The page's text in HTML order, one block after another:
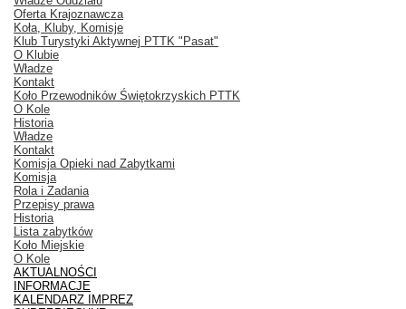
Oferta Krajoznawcza
Koła, Kluby, Komisje
Klub Turystyki Aktywnej PTTK "Pasat"
O Klubie
Władze
Kontakt
Koło Przewodników Świętokrzyskich PTTK
O Kole
Historia
Władze
Kontakt
Komisja Opieki nad Zabytkami
Komisja
Rola i Zadania
Przepisy prawa
Historia
Lista zabytków
Koło Miejskie
O Kole
AKTUALNOŚCI
INFORMACJE
KALENDARZ IMPREZ